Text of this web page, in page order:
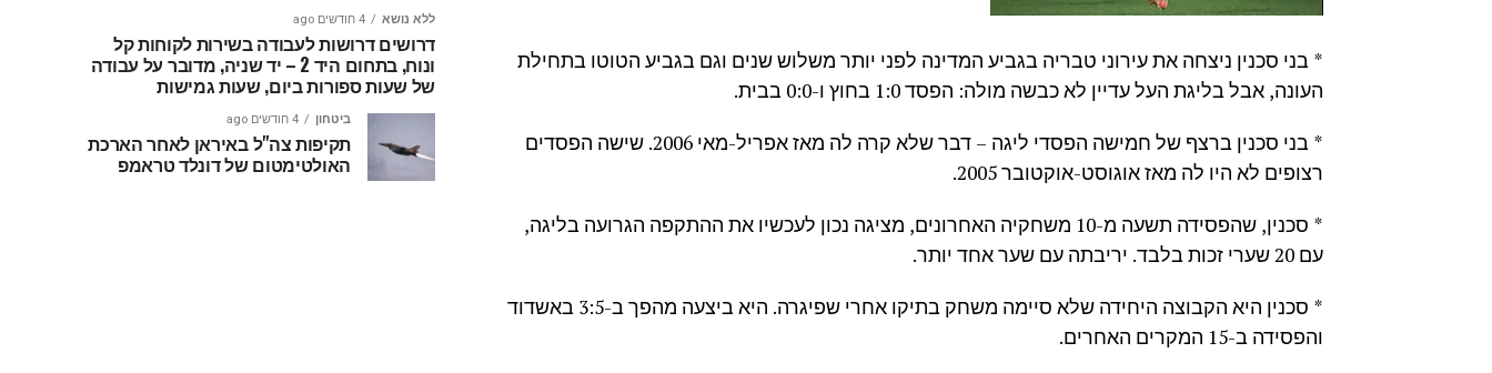
* בני סכנין ניצחה את עירוני טבריה בגביע המדינה לפני יותר משלוש שנים וגם בגביע הטוטו בתחילת
העונה, אבל בליגת העל עדיין לא כבשה מולה: הפסד 1:0 בחוץ ו-0:0 בבית.
* בני סכנין ברצף של חמישה הפסדי ליגה – דבר שלא קרה לה מאז אפריל-מאי 2006. שישה הפסדים
רצופים לא היו לה מאז אוגוסט-אוקטובר 2005.
* סכנין, שהפסידה תשעה מ-10 משחקיה האחרונים, מציגה נכון לעכשיו את ההתקפה הגרועה בליגה,
עם 20 שערי זכות בלבד. יריבתה עם שער אחד יותר.
* סכנין היא הקבוצה היחידה שלא סיימה משחק בתיקו אחרי שפיגרה. היא ביצעה מהפך ב-3:5 באשדוד
והפסידה ב-15 המקרים האחרים.
ללא נושא 4 חודשים ago
דרושים דרושות לעבודה בשירות לקוחות קל
ונוח, בתחום היד 2 – יד שניה, מדובר על עבודה
של שעות ספורות ביום, שעות גמישות
ביטחון 4 חודשים ago
תקיפות צה"ל באיראן לאחר הארכת
האולטימטום של דונלד טראמפ